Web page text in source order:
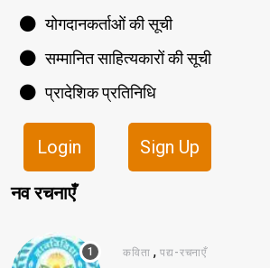
योगदानकर्ताओं की सूची
सम्मानित साहित्यकारों की सूची
प्रादेशिक प्रतिनिधि
Login Sign Up
नव रचनाएँ
कविता ,पद्य-रचनाएँ